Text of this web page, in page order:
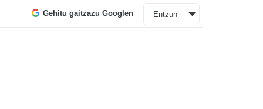
Gehitu gaitzazu Googlen Entzun